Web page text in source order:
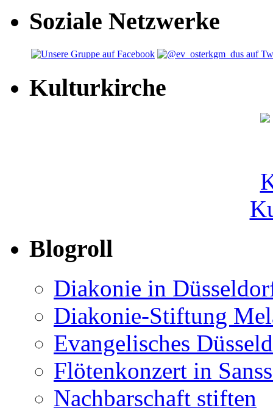
Soziale Netzwerke
Kulturkirche
Blogroll
Diakonie in
Diakonie-Stiftung
Evangelisches
Flötenkonzert in
Nachbarschaft stiften